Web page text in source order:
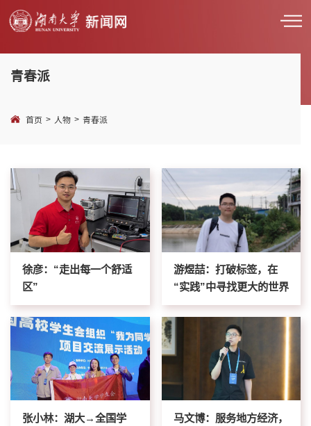
青春派
首页 > 人物 > 青春派
徐彦：“走出每一个舒适
区”
游煜喆：打破标签，在
“实践”中寻找更大的世界
张小林：湖大→全国学
马文博：服务地方经济，